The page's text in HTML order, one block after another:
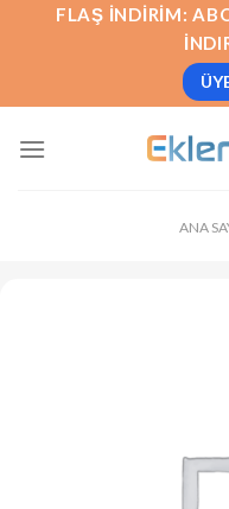
FLAŞ İNDIRIM:
ANA